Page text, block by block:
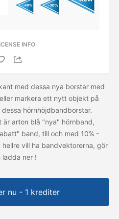
INFO
med dessa nya borstar med
markera ett nytt objekt på
hörnhöjdbandborstar.
arton blå "nya" hörnband,
band, till och med 10% -
vill ha bandvektorerna, gör
ladda ner !
nu - 1 krediter